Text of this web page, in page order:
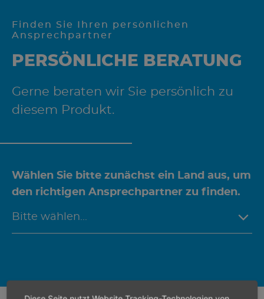
Finden Sie Ihren persönlichen
Ansprechpartner
PERSÖNLICHE BERATUNG
Gerne beraten wir Sie persönlich zu
diesem Produkt.
Wählen Sie bitte zunächst ein Land aus, um
den richtigen Ansprechpartner zu finden.